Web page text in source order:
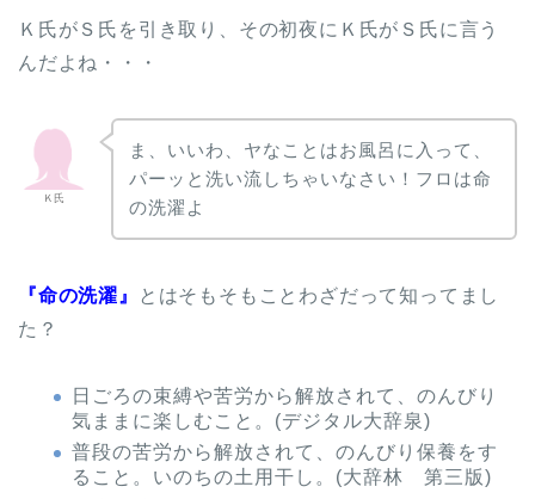
Ｋ氏がＳ氏を引き取り、その初夜にＫ氏がＳ氏に言う
んだよね・・・
Ｋ氏
ま、いいわ、ヤなことはお風呂に入って、
パーッと洗い流しちゃいなさい！フロは命
の洗濯よ
『命の洗濯』
とはそもそもことわざだって知ってまし
た？
日ごろの束縛や苦労から解放されて、のんびり
気ままに楽しむこと。(デジタル大辞泉)
普段の苦労から解放されて、のんびり保養をす
ること。いのちの土用干し。(大辞林 第三版)